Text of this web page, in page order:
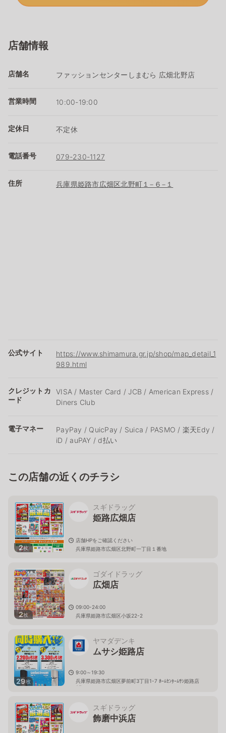
店舗情報
店舗名 ファッションセンターしまむら 広畑北野店
営業時間 10:00-19:00
定休日 不定休
電話番号 079-230-1127
住所 兵庫県姫路市広畑区北野町１−６−１
公式サイト
https://www.shimamura.gr.jp/shop/map_detail_1
989.html
クレジットカ
ード
VISA / Master Card / JCB / American Express /
Diners Club
電子マネー
PayPay / QuicPay / Suica / PASMO / 楽天Edy /
iD / auPAY / d払い
この店舗の近くのチラシ
2枚
スギドラッグ
姫路広畑店
店舗HPをご確認ください
兵庫県姫路市広畑区北野町一丁目１番地
2枚
ゴダイドラッグ
広畑店
09:00-24:00
兵庫県姫路市広畑区小坂22-2
29枚
ヤマダデンキ
ムサシ姫路店
9:00～19:30
兵庫県姫路市広畑区夢前町3丁目1-7 ﾎｰﾑｾﾝﾀｰﾑｻｼ姫路店
2F
スギドラッグ
飾磨中浜店